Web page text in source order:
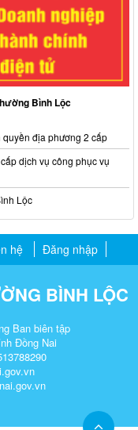
Bình Lộc
địa phương 2 cấp
dịch vụ công phục vụ
Lộc
hệ Đăng nhập
BÌNH LỘC
Ban biên tập
Đồng Nai